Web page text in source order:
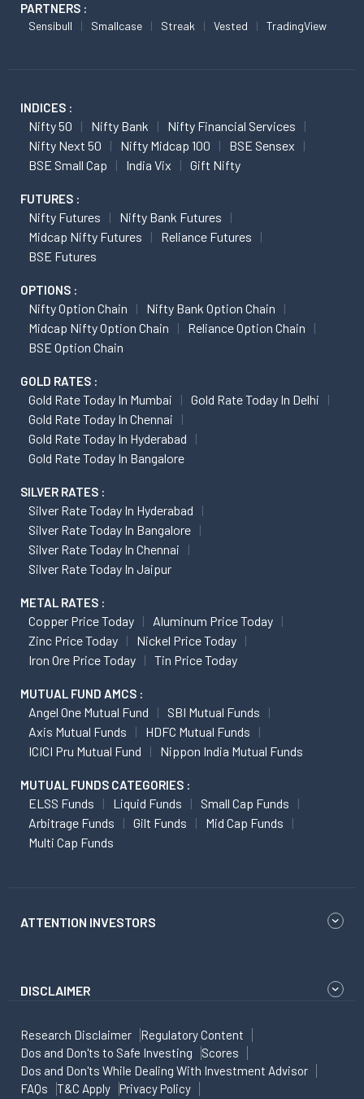
PARTNERS :
Sensibull Smallcase Streak Vested TradingView
INDICES :
Nifty 50 Nifty Bank
Nifty Financial Services
Nifty Next 50
Nifty Midcap 100
BSE Sensex
BSE Small Cap
India Vix Gift Nifty
FUTURES :
Nifty Futures
Nifty Bank Futures
Midcap Nifty Futures
Reliance Futures
BSE Futures
OPTIONS :
Nifty Option Chain
Nifty Bank Option Chain
Midcap Nifty Option Chain
Reliance Option Chain
BSE Option Chain
GOLD RATES :
Gold Rate Today In Mumbai
Gold Rate Today In Delhi
Gold Rate Today In Chennai
Gold Rate Today In Hyderabad
Gold Rate Today In Bangalore
SILVER RATES :
Silver Rate Today In Hyderabad
Silver Rate Today In Bangalore
Silver Rate Today In Chennai
Silver Rate Today In Jaipur
METAL RATES :
Copper Price Today
Aluminum Price Today
Zinc Price Today
Nickel Price Today
Iron Ore Price Today
Tin Price Today
MUTUAL FUND AMCS :
Angel One Mutual Fund
SBI Mutual Funds
Axis Mutual Funds
HDFC Mutual Funds
ICICI Pru Mutual Fund
Nippon India Mutual Funds
MUTUAL FUNDS CATEGORIES :
ELSS Funds Liquid Funds
Small Cap Funds
Arbitrage Funds
Gilt Funds
Mid Cap Funds
Multi Cap Funds
ATTENTION INVESTORS
DISCLAIMER
Research Disclaimer
Regulatory Content
Dos and Don'ts to Safe Investing
Scores
Dos and Don'ts While Dealing With Investment Advisor
FAQs
T&C Apply Privacy Policy